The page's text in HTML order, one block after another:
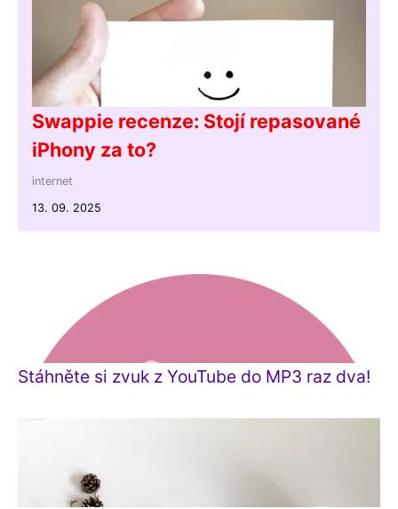
Swappie recenze: Stojí repasované
iPhony za to?
internet
13. 09. 2025
Stáhněte si zvuk z YouTube do MP3 raz dva!